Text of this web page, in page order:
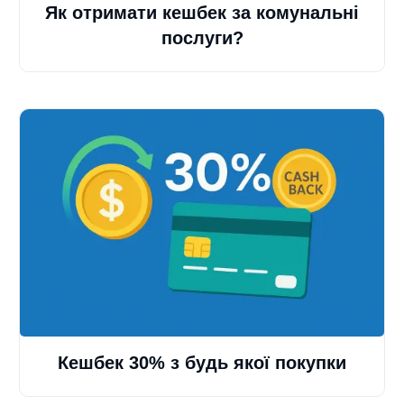
Як отримати кешбек за комунальні
послуги?
Кешбек 30% з будь якої покупки